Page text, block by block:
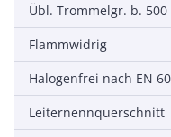
Flammwidrig
Leiternennquerschnitt